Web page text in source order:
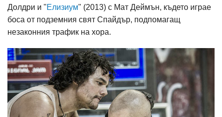
Долдри и "Елизиум" (2013) с Мат Деймън, където играе
боса от подземния свят Спайдър, подпомагащ
незаконния трафик на хора.